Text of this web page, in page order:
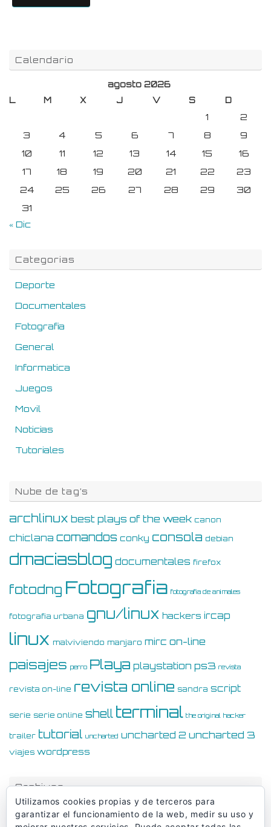
Calendario
agosto 2026
L
M X J V S D
1
2
3
4 5 6 7 8
9
10
11 12 13 14 15
16
17
18 19 20 21 22
23
24
25 26 27 28 29
30
31
« Dic
Categorias
Deporte
Documentales
Fotografia
General
Informatica
Juegos
Movil
Noticias
Tutoriales
Nube de tag’s
archlinux best plays of the week canon
chiclana comandos conky consola debian
dmaciasblog documentales firefox
fotodng Fotografia fotografia de animales
fotografia urbana gnu/linux hackers ircap
linux malviviendo manjaro mirc on-line
paisajes perro Playa playstation ps3 revista
revista on-line revista online sandra script
serie serie online shell terminal the original hacker
trailer tutorial uncharted uncharted 2 uncharted 3
viajes wordpress
Archivos
Archivos
Utilizamos cookies propias y de terceros para
garantizar el funcionamiento de la web, medir su uso y